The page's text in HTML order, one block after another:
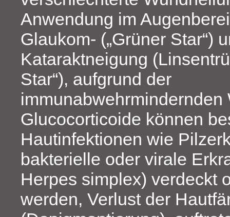
Anwendung im
Glaukom- („Grüner Star“)
Kataraktneigung
Star“), aufgrund der
immunabwehrmindernden
Glucocorticoide können
Hautinfektionen wie
bakterielle oder virale
Herpes simplex) verdeckt
werden, Verlust der